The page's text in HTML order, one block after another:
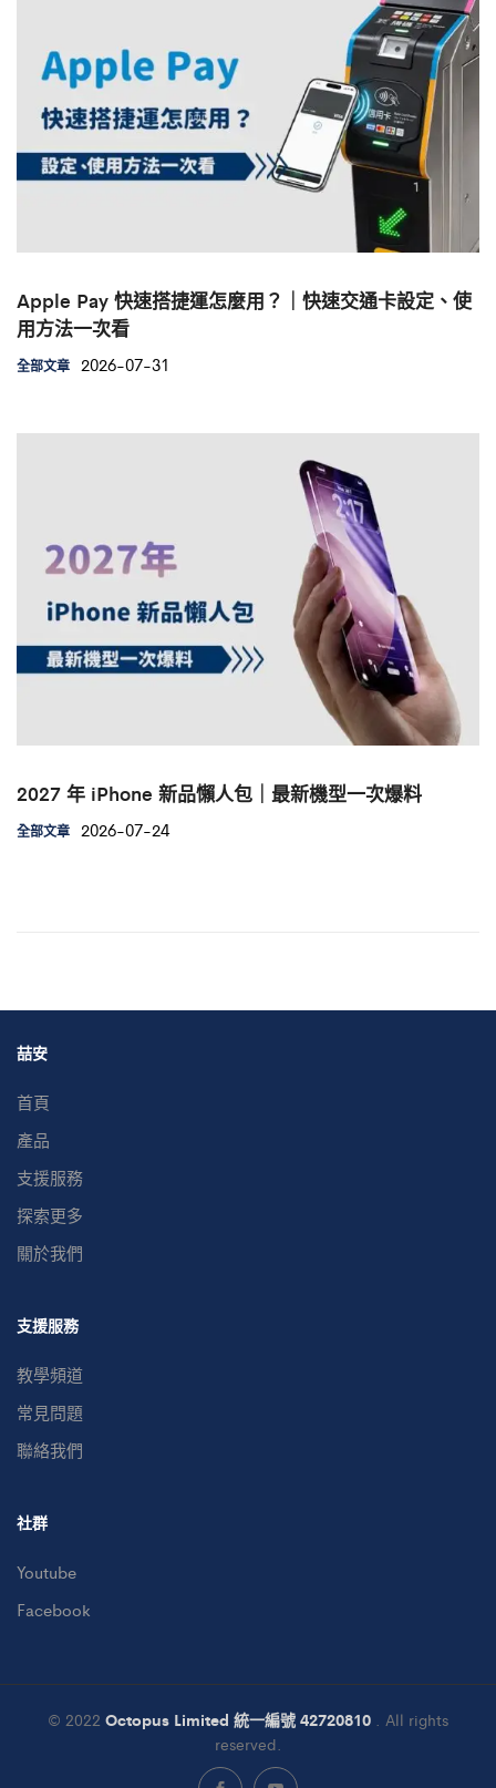
Apple Pay 快速搭捷運怎麼用？｜快速交通卡設定、使
用方法一次看
全部文章 2026-07-31
2027 年 iPhone 新品懶人包｜最新機型一次爆料
全部文章 2026-07-24
喆安
首頁
產品
支援服務
探索更多
關於我們
支援服務
教學頻道
常見問題
聯絡我們
社群
Youtube
Facebook
© 2022 Octopus Limited 統一編號 42720810 . All rights
reserved.